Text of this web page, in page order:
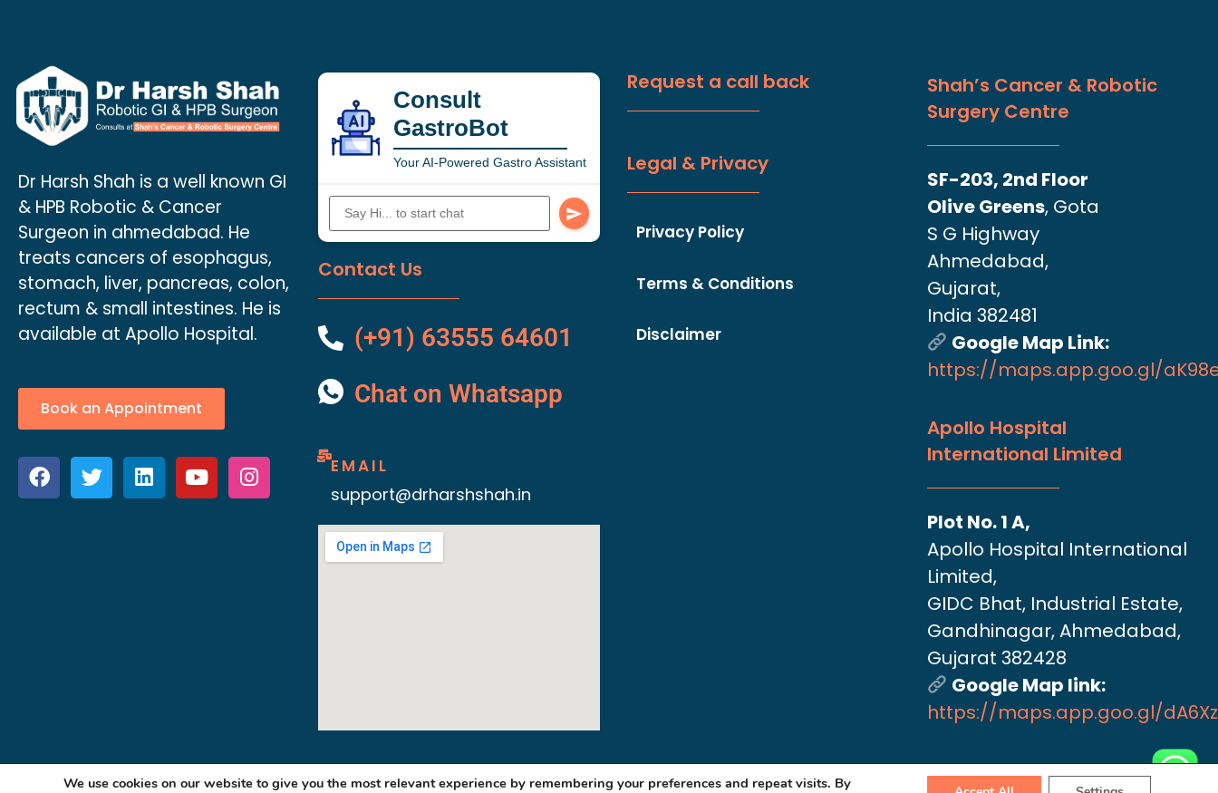
Dr Harsh Shah is a well known GI
& HPB Robotic & Cancer
Surgeon in ahmedabad. He
treats cancers of esophagus,
stomach, liver, pancreas, colon,
rectum & small intestines. He is
available at Apollo Hospital.
Book an Appointment
Consult
GastroBot
Your AI-Powered Gastro Assistant
Contact Us
(+91) 63555 64601
Chat on Whatsapp
EMAIL
support@drharshshah.in
Request a call back
Legal & Privacy
Privacy Policy
Terms & Conditions
Disclaimer
Shah’s Cancer & Robotic
Surgery Centre
SF-203, 2nd Floor
Olive Greens, Gota
S G Highway
Ahmedabad,
Gujarat,
India 382481
Google Map Link:
https://maps.app.goo.gl/
Apollo Hospital
International Limited
Plot No. 1 A,
Apollo Hospital International
Limited,
GIDC Bhat, Industrial Estate,
Gandhinagar, Ahmedabad,
Gujarat 382428
Google Map link:
https://maps.app.goo.gl/
We use cookies on our website to give you the most relevant experience by remembering your preferences and repeat visits. By